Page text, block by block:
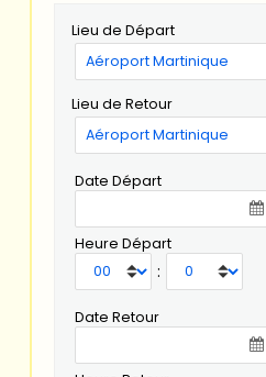
Lieu de Départ
Lieu de Retour
Date Départ
Heure Départ
:
Date Retour